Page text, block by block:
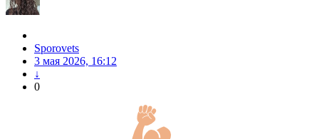
Sporovets
3 мая 2026, 16:12
↓
0